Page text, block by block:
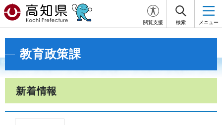
閲覧支援 検索 メニュー
教育政策課
新着情報